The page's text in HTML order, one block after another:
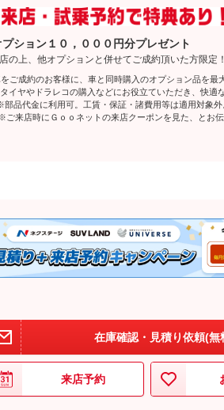
ション１０，０００円分プレゼント
の上、他オプションと併せてご成約頂いた方限定！
をご成約のお客様に、車と同時購入のオプション品を最
タイヤやドラレコの購入などにお役立ていただき、快適
部品代金に利用可。工賃・保証・諸費用等は適用対象
ご来店時にＧｏｏネットの来店クーポンを見た、とお
在庫確認・見積り依頼(無
来店予約